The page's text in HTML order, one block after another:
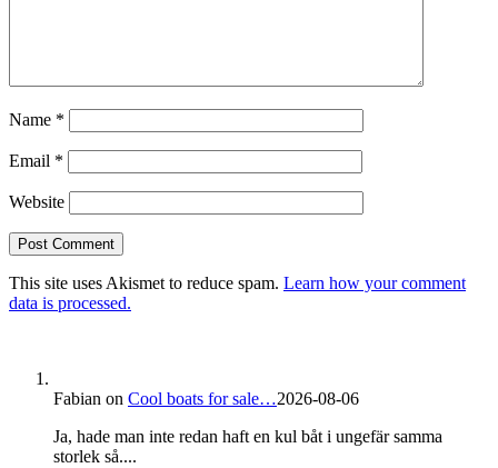
Name *
Email *
Website
This site uses Akismet to reduce spam. Learn how your comment
data is processed.
Fabian on Cool boats for sale…2026-08-06
Ja, hade man inte redan haft en kul båt i ungefär samma
storlek så....